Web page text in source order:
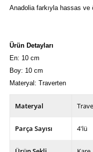
Anadolia farkıyla hassas ve
Ürün Detayları
En: 10 cm
Boy: 10 cm
Materyal: Traverten
Materyal
Parça Sayısı 4'lü